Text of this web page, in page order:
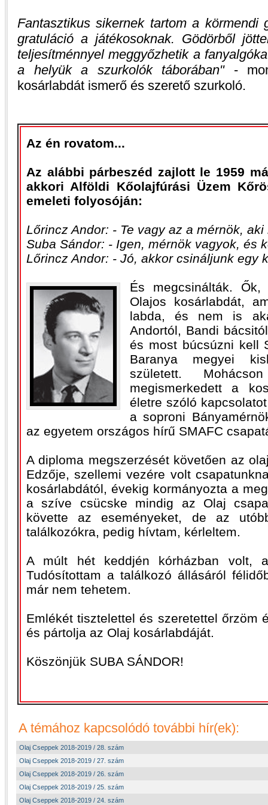
Fantasztikus sikernek tartom a körmendi
gratuláció a játékosoknak. Gödörből
teljesítménnyel meggyőzhetik a
a helyük a szurkolók táborában -
kosárlabdát ismerő és szerető szurkoló.
Az én rovatom...
Az alábbi párbeszéd zajlott le 1959
akkori Alföldi Kőolajfúrási Üzem
emeleti folyosóján:
Lőrincz Andor: - Te vagy az a mérnök,
Suba Sándor: - Igen, mérnök vagyok, és
Lőrincz Andor: - Jó, akkor csináljunk egy
És megcsinálták.
Olajos kosárlabdát,
labda, és nem is
Andortól, Bandi
és most búcsúzni kell
Baranya megyei
született.
megismerkedett a
életre szóló
a soproni
az egyetem országos hírű SMAFC
A diploma megszerzését követően az
Edzője, szellemi vezére volt
kosárlabdától, évekig kormányozta a
a szíve csücske mindig az Olaj
követte az eseményeket, de az
találkozókra, pedig hívtam, kérleltem.
A múlt hét keddjén kórházban volt,
Tudósítottam a találkozó állásáról
már nem tehetem.
Emlékét tisztelettel és szeretettel őrzöm
és pártolja az Olaj kosárlabdáját.
Köszönjük SUBA SÁNDOR!
A témához kapcsolódó további hír(ek):
Olaj Cseppek 2018-2019 / 28. szám
Olaj Cseppek 2018-2019 / 27. szám
Olaj Cseppek 2018-2019 / 26. szám
Olaj Cseppek 2018-2019 / 25. szám
Olaj Cseppek 2018-2019 / 24. szám